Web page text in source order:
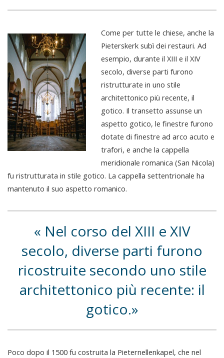
Come per tutte le chiese, anche la
Pieterskerk subì dei restauri. Ad
esempio, durante il XIII e il XIV
secolo, diverse parti furono
ristrutturate in uno stile
architettonico più recente, il
gotico. Il transetto assunse un
aspetto gotico, le finestre furono
dotate di finestre ad arco acuto e
trafori, e anche la cappella
meridionale romanica (San Nicola)
fu ristrutturata in stile gotico. La cappella settentrionale ha
mantenuto il suo aspetto romanico.
Nel corso del XIII e XIV
secolo, diverse parti furono
ricostruite secondo uno stile
architettonico più recente: il
gotico.
Poco dopo il 1500 fu costruita la Pieternellenkapel, che nel